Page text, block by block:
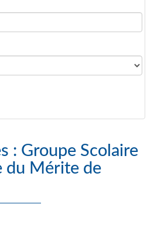
du Mérite de